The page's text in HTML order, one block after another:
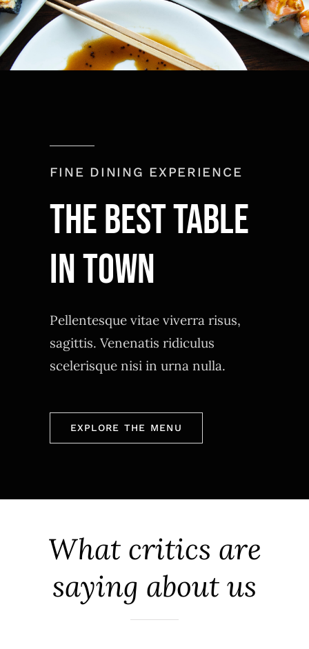
FINE DINING EXPERIENCE
THE BEST TABLE
IN TOWN
Pellentesque vitae viverra risus,
sagittis. Venenatis ridiculus
scelerisque nisi in urna nulla.
EXPLORE THE MENU
What critics are
saying about us